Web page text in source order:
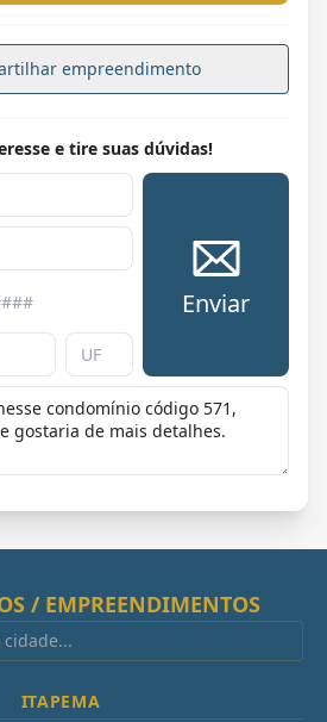
empreendimento
e tire suas dúvidas!
Enviar
/ EMPREENDIMENTOS
ITAPEMA